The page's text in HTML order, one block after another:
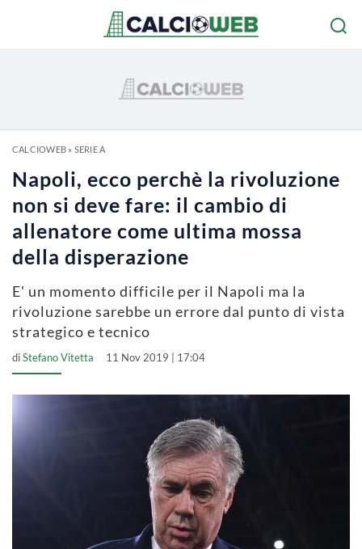
CALCIOWEB» SERIE A
Napoli, ecco perchè la rivoluzione
non si deve fare: il cambio di
allenatore come ultima mossa
della disperazione
E' un momento difficile per il Napoli ma la
rivoluzione sarebbe un errore dal punto di vista
strategico e tecnico
diStefano Vitetta 11 Nov 2019 | 17:04